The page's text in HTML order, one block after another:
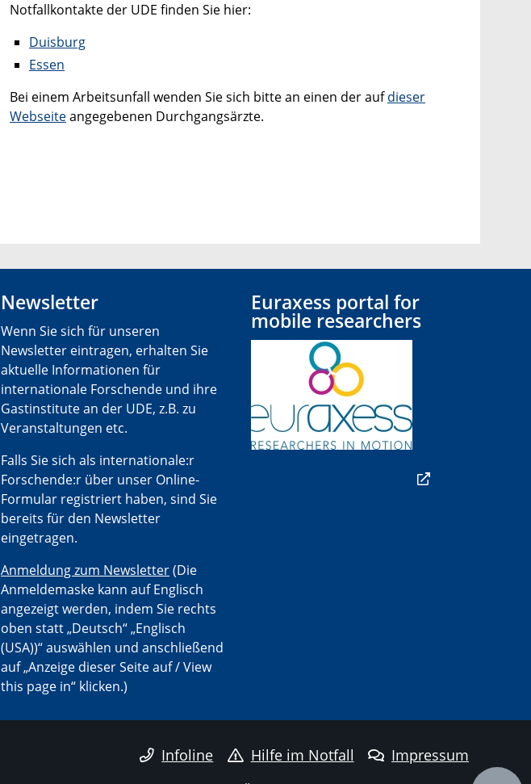
Notfallkontakte der UDE finden Sie hier:
Duisburg
Essen
Bei einem Arbeitsunfall wenden Sie sich bitte an einen der aufdieser
Webseiteangegebenen Durchgangsärzte.
Newsletter
Wenn Sie sich für unseren
Newsletter eintragen, erhalten Sie
aktuelle Informationen für
internationale Forschende und ihre
Gastinstitute an der UDE, z.B. zu
Veranstaltungen etc.
Falls Sie sich als internationale:r
Forschende:r über unser Online-
Formular registriert haben, sind Sie
bereits für den Newsletter
eingetragen.
Anmeldung zum Newsletter(Die
Anmeldemaske kann auf Englisch
angezeigt werden, indem Sie rechts
oben statt „Deutsch“ „Englisch
(USA))“ auswählen und anschließend
auf „Anzeige dieser Seite auf / View
this page in“ klicken.)
Euraxess portal for
mobile researchers
Infoline Hilfe im Notfall
Impressum